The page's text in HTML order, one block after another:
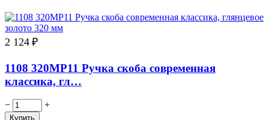
2 124 ₽
1108 320MP11 Ручка скоба современная
классика, гл…
− +